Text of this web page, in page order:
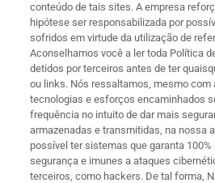
conteúdo de tais sites. A empresa
hipótese ser responsabilizada por
sofridos em virtude da utilização de
Aconselhamos você a ler toda Política
detidos por terceiros antes de ter
ou links. Nós ressaltamos, mesmo com
tecnologias e esforços encaminhados
frequência no intuito de dar mais
armazenadas e transmitidas, na nossa
possível ter sistemas que garanta
segurança e imunes a ataques
terceiros, como hackers. De tal forma,